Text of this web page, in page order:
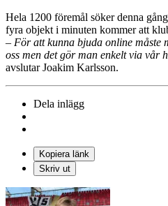
Hela 1200 föremål söker denna
fyra objekt i minuten kommer att
– För att kunna bjuda online måste
oss men det gör man enkelt via vår
avslutar Joakim Karlsson.
Dela inlägg
Kopiera länk
Skriv ut